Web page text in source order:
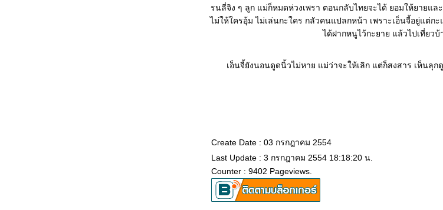
รนลี่จิง ๆ ลูก แม่ก็หมดห่วงเพรา ตอนกลับไทยจะได้ ยอมให้ยายแ
ไม่ให้ใครอุ้ม ไม่เล่นกะใคร กลัวคนแปลกหน้า เพราะเอ็นจี้อยู่แต่
ได้ฝากหนูไว้กะยาย แล้วไปเที่ยวบ้า
เอ็นจี้ยังนอนดูดนิ้วไม่หาย แม่ว่าจะให้เลิก แต่ก็สงสาร เห็นลุก
Create Date : 03 กรกฎาคม 2554
Last Update : 3 กรกฎาคม 2554 18:18:20 น.
Counter : 9402 Pageviews.